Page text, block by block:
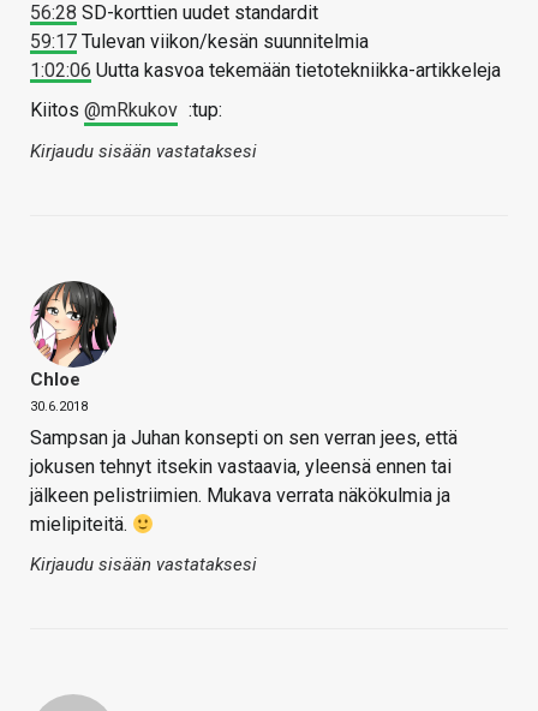
56:28 SD-korttien uudet standardit
59:17 Tulevan viikon/kesän suunnitelmia
1:02:06 Uutta kasvoa tekemään tietotekniikka-artikkeleja
Kiitos @mRkukov :tup:
Kirjaudu sisään vastataksesi
Chloe
30.6.2018
Sampsan ja Juhan konsepti on sen verran jees, että
jokusen tehnyt itsekin vastaavia, yleensä ennen tai
jälkeen pelistriimien. Mukava verrata näkökulmia ja
mielipiteitä.
Kirjaudu sisään vastataksesi